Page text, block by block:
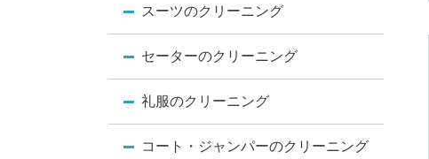
スーツのクリーニング
セーターのクリーニング
礼服のクリーニング
コート・ジャンパーのクリーニング